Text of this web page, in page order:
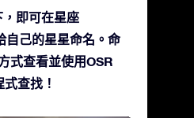
即可在星座
己的星星命名。命
式查看並使用OSR
查找！